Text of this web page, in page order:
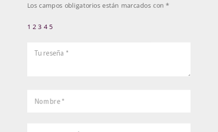
Los campos obligatorios están marcados con *
1 2 3 4 5